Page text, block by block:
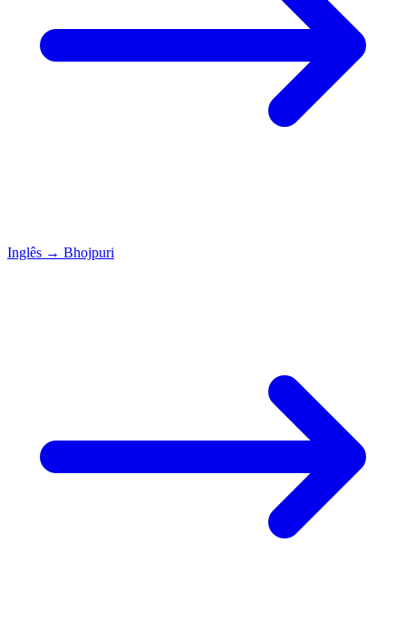
Inglês → Bhojpuri